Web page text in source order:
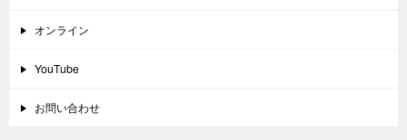
オンライン
YouTube
お問い合わせ